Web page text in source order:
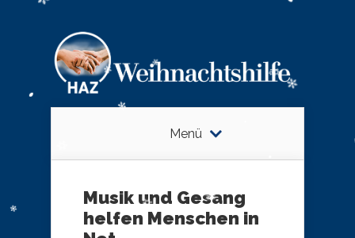
Menü
Musik und Gesang
helfen Menschen in